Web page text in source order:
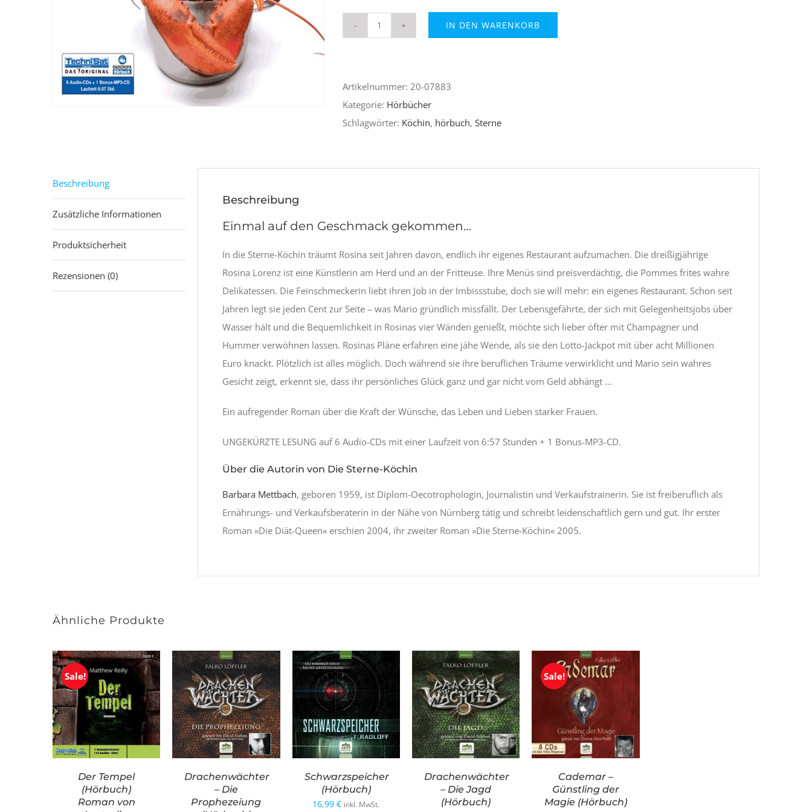
(Hörbuch)
Menge
IN DEN WARENKORB
Artikelnummer: 20-07883
Kategorie: Hörbücher
Schlagwörter: Köchin, hörbuch, Sterne
Beschreibung
Zusätzliche Informationen
Produktsicherheit
Rezensionen (0)
Beschreibung
Einmal auf den Geschmack gekommen…
In die Sterne-Köchin träumt Rosina seit Jahren davon, endlich ihr eigenes Restaurant aufzumachen. Die dreißigjährige
Rosina Lorenz ist eine Künstlerin am Herd und an der Fritteuse. Ihre Menüs sind preisverdächtig, die Pommes frites wahre
Delikatessen. Die Feinschmeckerin liebt ihren Job in der Imbissstube, doch sie will mehr: ein eigenes Restaurant. Schon seit
Jahren legt sie jeden Cent zur Seite – was Mario gründlich missfällt. Der Lebensgefährte, der sich mit Gelegenheitsjobs über
Wasser hält und die Bequemlichkeit in Rosinas vier Wänden genießt, möchte sich lieber öfter mit Champagner und
Hummer verwöhnen lassen. Rosinas Pläne erfahren eine jähe Wende, als sie den Lotto-Jackpot mit über acht Millionen
Euro knackt. Plötzlich ist alles möglich. Doch während sie ihre beruflichen Träume verwirklicht und Mario sein wahres
Gesicht zeigt, erkennt sie, dass ihr persönliches Glück ganz und gar nicht vom Geld abhängt …
Ein aufregender Roman über die Kraft der Wünsche, das Leben und Lieben starker Frauen.
UNGEKÜRZTE LESUNG auf 6 Audio-CDs mit einer Laufzeit von 6:57 Stunden + 1 Bonus-MP3-CD.
Über die Autorin von Die Sterne-Köchin
Barbara Mettbach, geboren 1959, ist Diplom-Oecotrophologin, Journalistin und Verkaufstrainerin. Sie ist freiberuflich als
Ernährungs- und Verkaufsberaterin in der Nähe von Nürnberg tätig und schreibt leidenschaftlich gern und gut. Ihr erster
Roman »Die Diät-Queen« erschien 2004, ihr zweiter Roman »Die Sterne-Köchin« 2005.
Ähnliche Produkte
Sale!
Der Tempel
(Hörbuch)
Roman von
Drachenwächter
– Die
Prophezeiung
Schwarzspeicher
(Hörbuch)
16,99€ inkl. MwSt.
Drachenwächter
– Die Jagd
(Hörbuch)
Sale!
Cademar –
Günstling der
Magie (Hörbuch)